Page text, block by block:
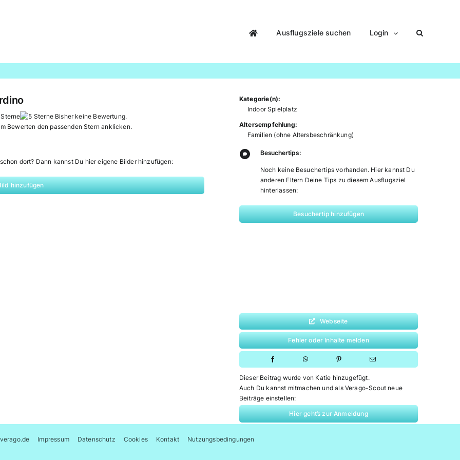
Ausflugsziele suchen Login
Bisher keine Bewertung.
Bewerten den passenden Stern anklicken.
dort? Dann kannst Du hier eigene Bilder hinzufügen:
hinzufügen
Kategorie(n):
Indoor Spielplatz
Altersempfehlung:
Familien (ohne Altersbeschränkung)
Besuchertips:
Noch keine Besuchertips vorhanden. Hier kannst Du
anderen Eltern Deine Tips zu diesem Ausflugsziel
hinterlassen:
Besuchertip hinzufügen
Webseite
Fehler oder Inhalte melden
Dieser Beitrag wurde von Katie hinzugefügt.
Auch Du kannst mitmachen und als Verago-Scout neue
Beiträge einstellen:
Hier geht’s zur Anmeldung
verago.de Impressum Datenschutz Cookies Kontakt Nutzungsbedingungen